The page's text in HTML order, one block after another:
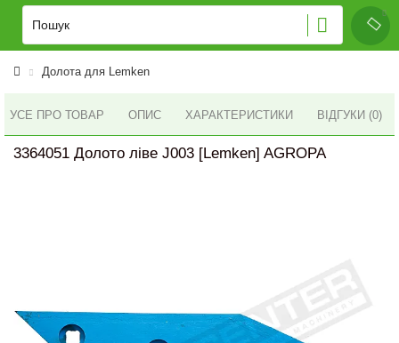
Долота для Lemken
УСЕ ПРО ТОВАР ОПИС ХАРАКТЕРИСТИКИ ВІДГУКИ (0)
3364051 Долото ліве J003 [Lemken] AGROPA